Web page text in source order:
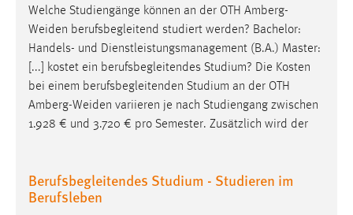
Welche Studiengänge können an der OTH Amberg-
Weiden berufsbegleitend studiert werden? Bachelor:
Handels- und Dienstleistungsmanagement (B.A.) Master:
[...] kostet ein berufsbegleitendes Studium? Die Kosten
bei einem berufsbegleitenden Studium an der OTH
Amberg-Weiden variieren je nach Studiengang zwischen
1.928 € und 3.720 € pro Semester. Zusätzlich wird der
Berufsbegleitendes Studium - Studieren im
Berufsleben